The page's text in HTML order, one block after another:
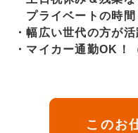
プライベートの時
・幅広い世代の方が
・マイカー通勤OK！
このお